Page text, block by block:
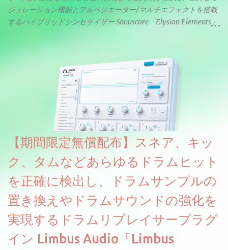
ジュレーション機能とアルペジエーター/マルチエフェクトを搭載
するハイブリッドシンセサイザー Sonuscore「Elysion Elements」
えるようになっています。総容量も7GBを超えます。複数の設定に
より音色が作りこまれているため、あらかじめアルペジオがプロ
グラムされているプリセットも多いですが、アルペジオを切るこ
とももちろんできます。 ほとんどのシンセライブラリは、音を一
度サンプリングしてベロシティで音量を調整します。 しかし、
ELYSIONは違います。ビンテージシンセを含む様々な音源から、
複数のベロシティレイヤーにわたって録音し、各レイヤーを整形
することで、弱く演奏した場合と強く演奏した場合で、全く異な
る音色が得られます。単に音量を変えただけの同じ音ではありま
せん。
【期間限定無償配布】スネア、キッ
ク、タムなどあらゆるドラムヒット
を正確に検出し、ドラムサンプルの
置き換えやドラムサウンドの強化を
実現するドラムリプレイサープラグ
イン Limbus Audio「Limbus